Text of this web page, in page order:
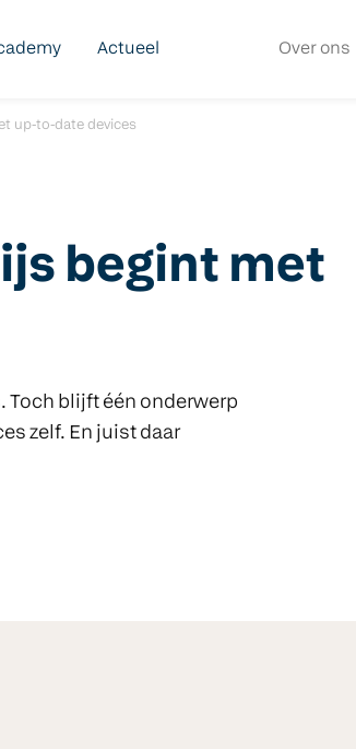
Actueel Over ons
up-to-date devices
begint met
Toch blijft één onderwerp
zelf. En juist daar